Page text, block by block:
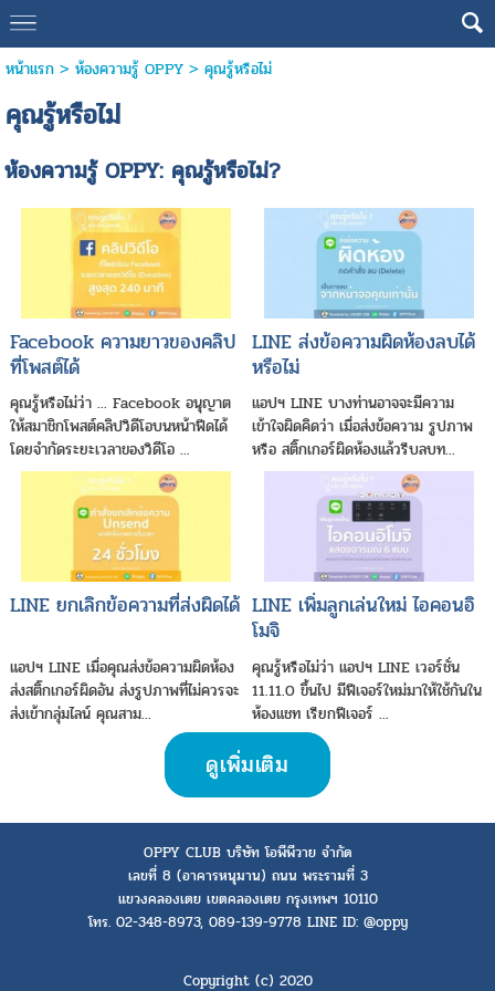
หน้าแรก> ห้องความรู้ OPPY > คุณรู้หรือไม่
คุณรู้หรือไม่
ห้องความรู้ OPPY: คุณรู้หรือไม่?
Facebook ความยาวของคลิป
ที่โพสต์ได้
คุณรู้หรือไม่ว่า ... Facebook อนุญาต
ให้สมาชิกโพสต์คลิปวิดีโอบนหน้าฟีดได้
โดยจำกัดระยะเวลาของวิดีโอ ...
LINE ส่งข้อความผิดห้องลบได้
หรือไม่
แอปฯ LINE บางท่านอาจจะมีความ
เข้าใจผิดคิดว่า เมื่อส่งข้อความ รูปภาพ
หรือ สติ๊กเกอร์ผิดห้องแล้วรีบลบท...
LINE ยกเลิกข้อความที่ส่งผิดได้
แอปฯ LINE เมื่อคุณส่งข้อความผิดห้อง
ส่งสติ๊กเกอร์ผิดอัน ส่งรูปภาพที่ไม่ควรจะ
ส่งเข้ากลุ่มไลน์ คุณสาม...
LINE เพิ่มลูกเล่นใหม่ ไอคอนอิ
โมจิ
คุณรู้หรือไม่ว่า แอปฯ LINE เวอร์ชั่น
11.11.0 ขึ้นไป มีฟีเจอร์ใหม่มาให้ใช้กันใน
ห้องแชท เรียกฟีเจอร์ ...
ดูเพิ่มเติม
OPPY CLUB บริษัท โอพีพีวาย จำกัด
เลขที่ 8 (อาคารหนุมาน) ถนน พระรามที่ 3
แขวงคลองเตย เขตคลองเตย กรุงเทพฯ 10110
โทร. 02-348-8973, 089-139-9778 LINE ID: @oppy
Copyright (c) 2020